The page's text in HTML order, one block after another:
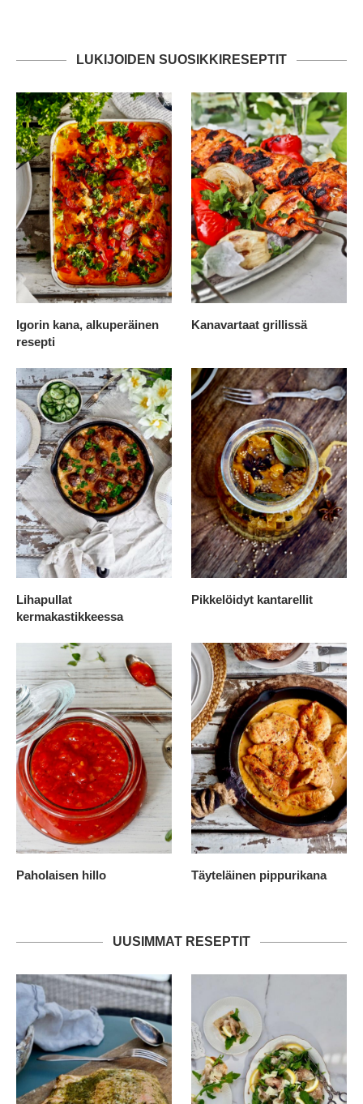
LUKIJOIDEN SUOSIKKIRESEPTIT
Igorin kana, alkuperäinen
resepti
Kanavartaat grillissä
Lihapullat
kermakastikkeessa
Pikkelöidyt kantarellit
Paholaisen hillo Täyteläinen pippurikana
UUSIMMAT RESEPTIT